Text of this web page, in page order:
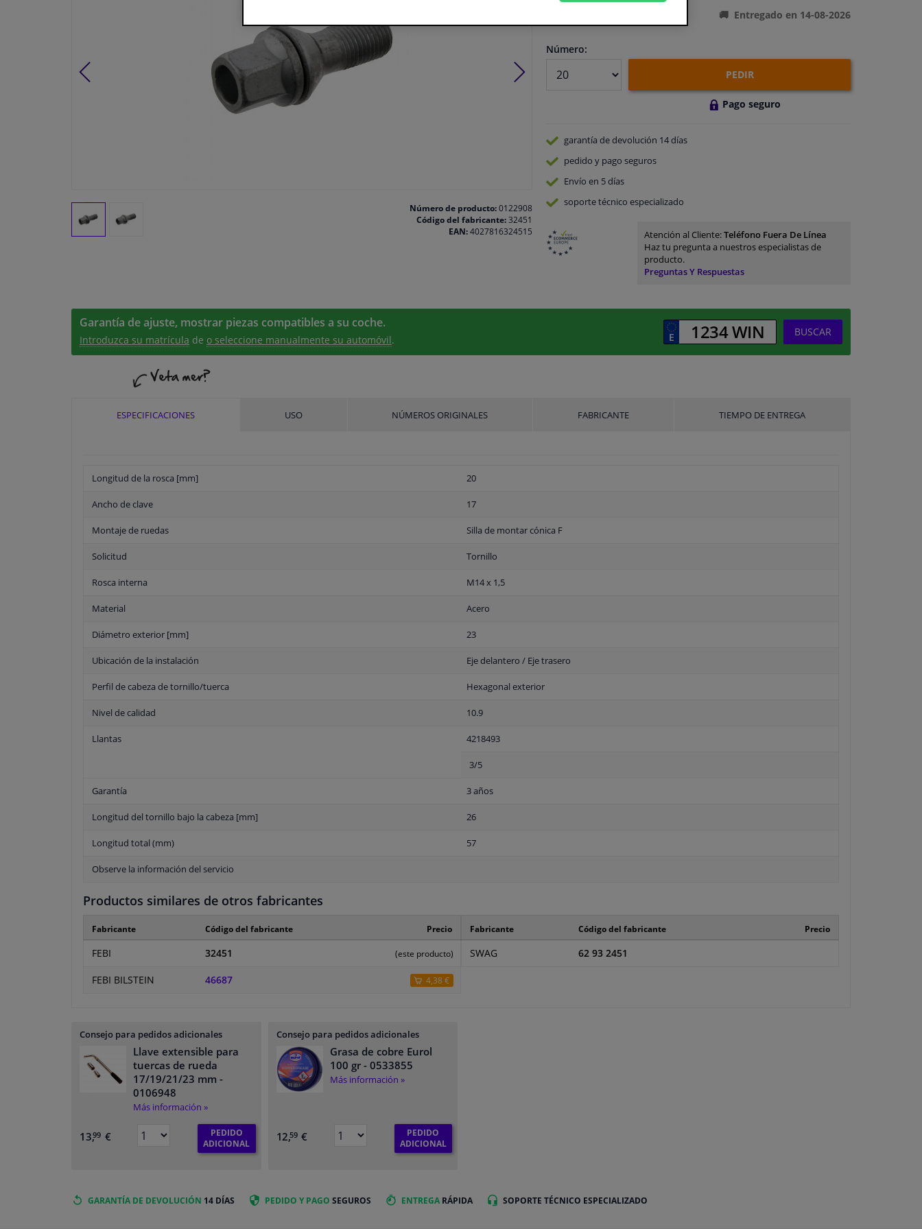
Número de producto:0122908
Código del fabricante:32451
EAN:4027816324515
En stock
Entregado en 14-08-2026
Número:
PEDIR
Pago seguro
garantía de devolución 14 días
pedido y pago seguros
Envío en 5 días
soporte técnico especializado
Atención al Cliente:Teléfono Fuera De Línea
Haz tu pregunta a nuestros especialistas de
producto.
Preguntas Y Respuestas
Garantía de ajuste, mostrar piezas compatibles a su coche.
Introduzca su matrícula de o seleccione manualmente su automóvil.
BUSCAR
ESPECIFICACIONES USO NÚMEROS ORIGINALES FABRICANTE TIEMPO DE ENTREGA
Longitud de la rosca [mm] 20
Ancho de clave 17
Montaje de ruedas Silla de montar cónica F
Solicitud Tornillo
Rosca interna M14 x 1,5
Material Acero
Diámetro exterior [mm] 23
Ubicación de la instalación Eje delantero / Eje trasero
Perfil de cabeza de tornillo/tuerca Hexagonal exterior
Nivel de calidad 10.9
Llantas 4218493
3/5
Garantía 3 años
Longitud del tornillo bajo la cabeza [mm] 26
Longitud total (mm) 57
Observe la información del servicio
Productos similares de otros fabricantes
Fabricante Código del fabricante Precio
FEBI 32451 (este producto)
FEBI BILSTEIN 46687 4,38 €
Fabricante Código del fabricante Precio
SWAG 62 93 2451
Consejo para pedidos adicionales
Llave extensible para
tuercas de rueda
17/19/21/23 mm -
0106948
Más información »
13,99 €
PEDIDO
ADICIONAL
Consejo para pedidos adicionales
Grasa de cobre Eurol
100 gr- 0533855
Más información »
12,59 €
PEDIDO
ADICIONAL
GARANTÍA DE DEVOLUCIÓN 14 DÍAS PEDIDO Y PAGO SEGUROS ENTREGA RÁPIDA SOPORTE TÉCNICO ESPECIALIZADO